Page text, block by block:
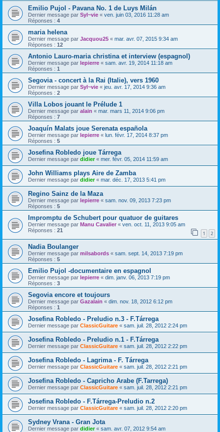
Emilio Pujol - Pavana No. 1 de Luys Milán
Dernier message par Syl~vie « ven. juin 03, 2016 11:28 am
Réponses : 4
maria helena
Dernier message par Jacquou25 « mar. avr. 07, 2015 9:34 am
Réponses : 12
Antonio Lauro-maria christina et interview (espagnol)
Dernier message par lepierre « sam. avr. 19, 2014 11:18 am
Réponses : 1
Segovia - concert à la Rai (Italie), vers 1960
Dernier message par Syl~vie « jeu. avr. 17, 2014 9:36 am
Réponses : 2
Villa Lobos jouant le Prélude 1
Dernier message par alain « mar. mars 11, 2014 9:06 pm
Réponses : 7
Joaquín Malats joue Serenata española
Dernier message par lepierre « lun. févr. 17, 2014 8:37 pm
Réponses : 5
Josefina Robledo joue Tárrega
Dernier message par didier« mer. févr. 05, 2014 11:59 am
John Williams plays Aire de Zamba
Dernier message par didier« mar. déc. 17, 2013 5:41 pm
Regino Sainz de la Maza
Dernier message par lepierre « sam. nov. 09, 2013 7:23 pm
Réponses : 5
Impromptu de Schubert pour quatuor de guitares
Dernier message par Manu Cavalier « ven. oct. 11, 2013 9:05 am
Réponses : 21 1 2
Nadia Boulanger
Dernier message par milsabords « sam. sept. 14, 2013 7:19 pm
Réponses : 5
Emilio Pujol -documentaire en espagnol
Dernier message par lepierre « dim. janv. 06, 2013 7:19 pm
Réponses : 3
Segovia encore et toujours
Dernier message par Gazalain « dim. nov. 18, 2012 6:12 pm
Réponses : 1
Josefina Robledo - Preludio n.3 - F.Tárrega
Dernier message par ClassicGuitare « sam. juil. 28, 2012 2:24 pm
Josefina Robledo - Preludio n.1 - F.Tárrega
Dernier message par ClassicGuitare « sam. juil. 28, 2012 2:22 pm
Josefina Robledo - Lagrima - F. Tárrega
Dernier message par ClassicGuitare « sam. juil. 28, 2012 2:21 pm
Josefina Robledo - Capricho Arabe (F.Tarrega)
Dernier message par ClassicGuitare « sam. juil. 28, 2012 2:21 pm
Josefina Robledo - F.Tárrega-Preludio n.2
Dernier message par ClassicGuitare « sam. juil. 28, 2012 2:20 pm
Sydney Vrana - Gran Jota
Dernier message par didier« sam. avr. 07, 2012 9:54 am